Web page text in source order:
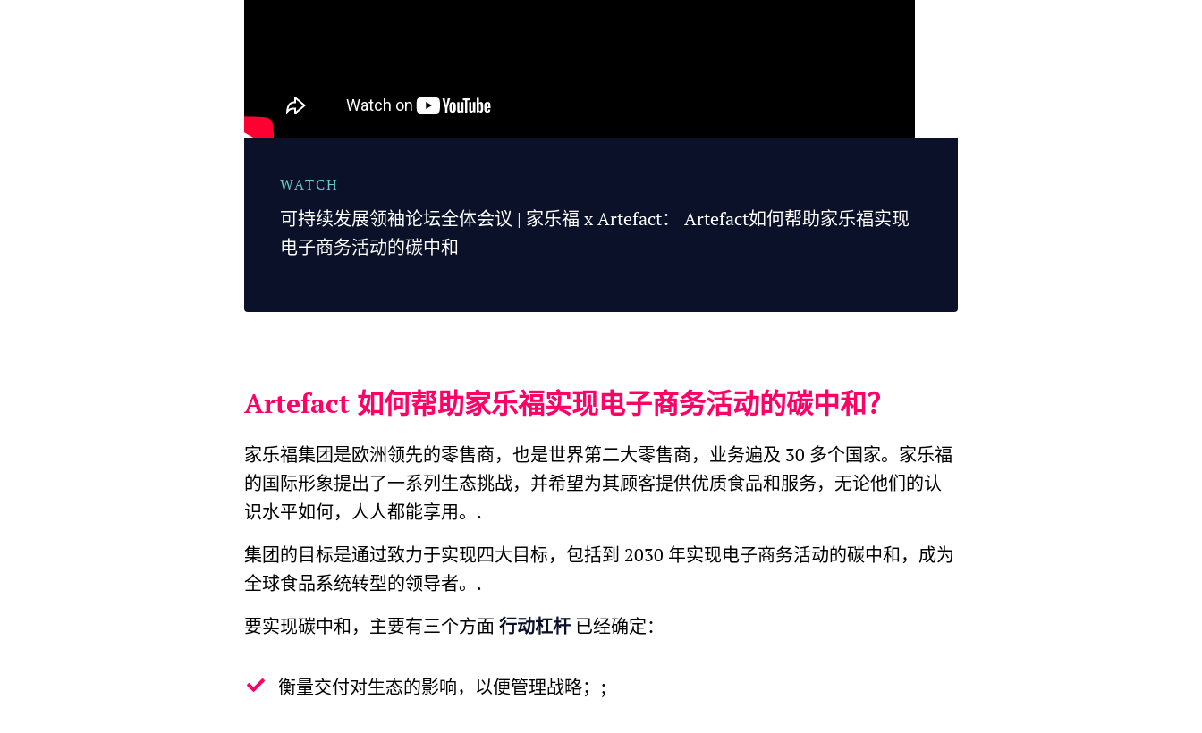
可持续发展领袖论坛全体会议 | 家乐福 x Artefact： Artefact如何帮助家乐福实现
电子商务活动的碳中和
Artefact 如何帮助家乐福实现电子商务活动的碳中和？
家乐福集团是欧洲领先的零售商，也是世界第二大零售商，业务遍及 30 多个国家。家乐福
的国际形象提出了一系列生态挑战，并希望为其顾客提供优质食品和服务，无论他们的认
识水平如何，人人都能享用。.
集团的目标是通过致力于实现四大目标，包括到 2030 年实现电子商务活动的碳中和，成为
全球食品系统转型的领导者。.
要实现碳中和，主要有三个方面 行动杠杆已经确定：
衡量交付对生态的影响，以便管理战略；;